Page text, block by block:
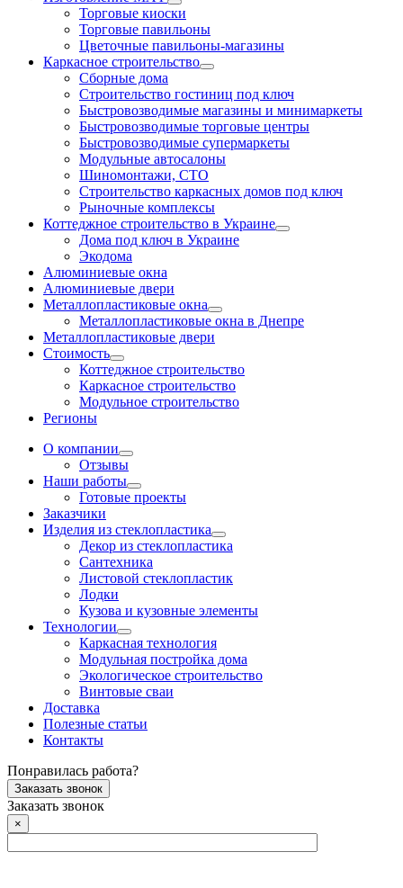
Торговые киоски
Торговые павильоны
Цветочные павильоны-магазины
Каркасное строительство
Сборные дома
Строительство гостиниц под ключ
Быстровозводимые магазины и минимаркеты
Быстровозводимые торговые центры
Быстровозводимые супермаркеты
Модульные автосалоны
Шиномонтажи, СТО
Строительство каркасных домов под ключ
Рыночные комплексы
Коттеджное строительство в Украине
Дома под ключ в Украине
Экодома
Алюминиевые окна
Алюминиевые двери
Металлопластиковые окна
Металлопластиковые окна в Днепре
Металлопластиковые двери
Стоимость
Коттеджное строительство
Каркасное строительство
Модульное строительство
Регионы
О компании
Отзывы
Наши работы
Готовые проекты
Заказчики
Изделия из стеклопластика
Декор из стеклопластика
Сантехника
Листовой стеклопластик
Лодки
Кузова и кузовные элементы
Технологии
Каркасная технология
Модульная постройка дома
Экологическое строительство
Винтовые сваи
Доставка
Полезные статьи
Контакты
Понравилась работа?
Заказать звонок
Заказать звонок
×